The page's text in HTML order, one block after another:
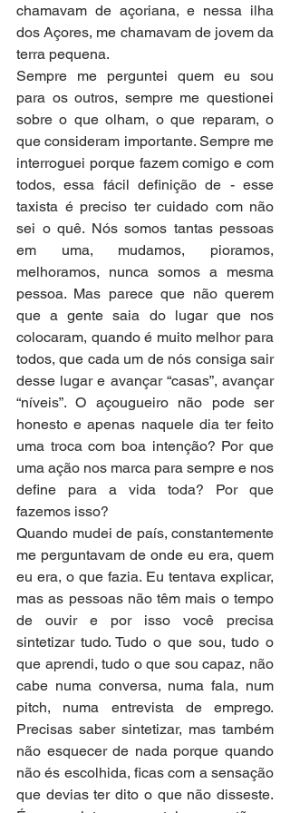
chamavam de açoriana, e nessa ilha
dos Açores, me chamavam de jovem da
terra pequena.
Sempre me perguntei quem eu sou
para os outros, sempre me questionei
sobre o que olham, o que reparam, o
que consideram importante. Sempre me
interroguei porque fazem comigo e com
todos, essa fácil definição de - esse
taxista é preciso ter cuidado com não
sei o quê. Nós somos tantas pessoas
em uma, mudamos, pioramos,
melhoramos, nunca somos a mesma
pessoa. Mas parece que não querem
que a gente saia do lugar que nos
colocaram, quando é muito melhor para
todos, que cada um de nós consiga sair
desse lugar e avançar “casas”, avançar
“níveis”. O açougueiro não pode ser
honesto e apenas naquele dia ter feito
uma troca com boa intenção? Por que
uma ação nos marca para sempre e nos
define para a vida toda? Por que
fazemos isso?
Quando mudei de país, constantemente
me perguntavam de onde eu era, quem
eu era, o que fazia. Eu tentava explicar,
mas as pessoas não têm mais o tempo
de ouvir e por isso você precisa
sintetizar tudo. Tudo o que sou, tudo o
que aprendi, tudo o que sou capaz, não
cabe numa conversa, numa fala, num
pitch, numa entrevista de emprego.
Precisas saber sintetizar, mas também
não esquecer de nada porque quando
não és escolhida, ficas com a sensação
que devias ter dito o que não disseste.